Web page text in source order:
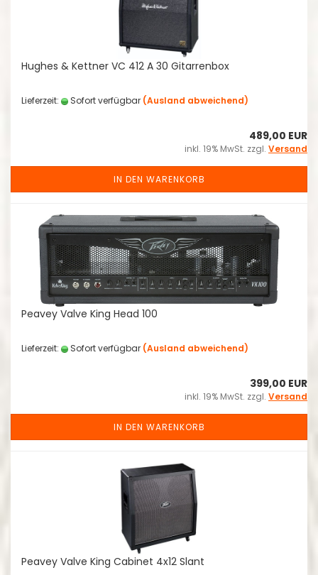
Hughes & Kettner VC 412 A 30 Gitarrenbox
Lieferzeit: Sofort verfügbar (Ausland abweichend)
489,00 EUR
inkl. 19% MwSt. zzgl. Versand
IN DEN WARENKORB
Peavey Valve King Head 100
Lieferzeit: Sofort verfügbar (Ausland abweichend)
399,00 EUR
inkl. 19% MwSt. zzgl. Versand
IN DEN WARENKORB
Peavey Valve King Cabinet 4x12 Slant